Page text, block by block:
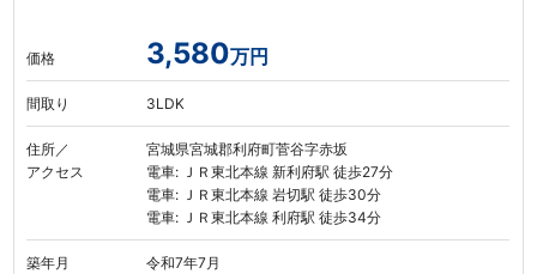
価格 3,580万円
間取り 3LDK
住所／
アクセス
宮城県宮城郡利府町菅谷字赤坂
電車: ＪＲ東北本線 新利府駅 徒歩27分
電車: ＪＲ東北本線 岩切駅 徒歩30分
電車: ＪＲ東北本線 利府駅 徒歩34分
築年月 令和7年7月